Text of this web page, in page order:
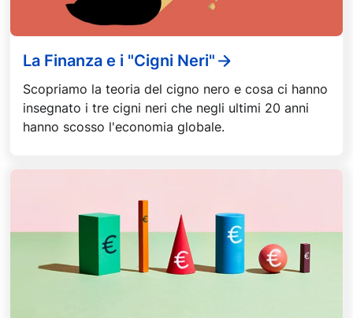
La Finanza e i "Cigni Neri"
Scopriamo la teoria del cigno nero e cosa ci hanno
insegnato i tre cigni neri che negli ultimi 20 anni
hanno scosso l'economia globale.